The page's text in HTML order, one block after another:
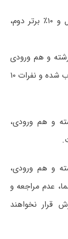
۶- در محاسبه تعداد دانشجویان ۱۰٪ برتر اول و ۱۰٪ برتر دوم،
و هم ورودی
۸۳ نفر باشد، نفرات ۱ تا ۹، ۱۰٪ برتر اول محسوب شده و نفرات ۱۰
و هم ورودی،
و هم ورودی،
عدم مراجعه و
قرار نخواهند